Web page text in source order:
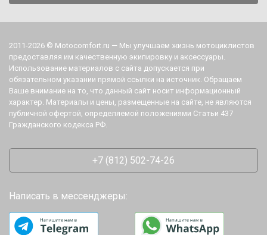
2011-2026 © Motocomfort.ru — Мы улучшаем жизнь мотоциклистов
предоставляя им качественную экипировку и аксессуары.
Использование материалов с сайта допускается при
обязательном указании прямой ссылки на источник. Обращаем
Ваше внимание на то, что данный сайт носит информационный
характер. Материалы и цены, размещенные на сайте, не являются
публичной офертой, определяемой положениями Статьи 437
Гражданского кодекса РФ.
+7 (812) 502-74-26
Написать в мессенджеры: